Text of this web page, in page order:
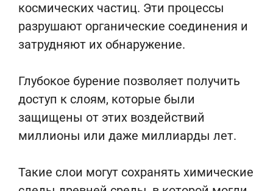
космических частиц. Эти процессы
разрушают органические соединения и
затрудняют их обнаружение.
Глубокое бурение позволяет получить
доступ к слоям, которые были
защищены от этих воздействий
миллионы или даже миллиарды лет.
Такие слои могут сохранять химические